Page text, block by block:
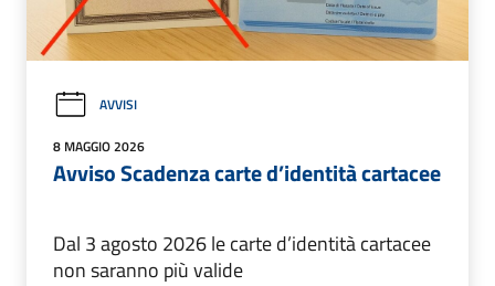
AVVISI
8 MAGGIO 2026
Avviso Scadenza carte d’identità cartacee
Dal 3 agosto 2026 le carte d’identità cartacee
non saranno più valide